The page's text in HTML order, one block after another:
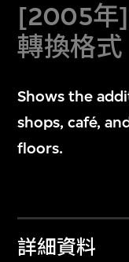
[2005年
轉換格式
Shows the
shops, café,
floors.
詳細資料